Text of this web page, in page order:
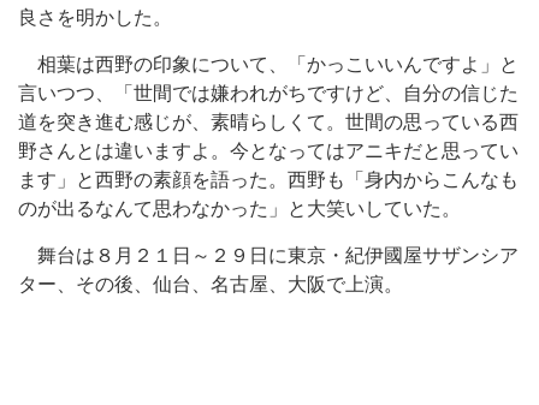
良さを明かした。
相葉は西野の印象について、「かっこいいんですよ」と
言いつつ、「世間では嫌われがちですけど、自分の信じた
道を突き進む感じが、素晴らしくて。世間の思っている西
野さんとは違いますよ。今となってはアニキだと思ってい
ます」と西野の素顔を語った。西野も「身内からこんなも
のが出るなんて思わなかった」と大笑いしていた。
舞台は８月２１日～２９日に東京・紀伊國屋サザンシア
ター、その後、仙台、名古屋、大阪で上演。